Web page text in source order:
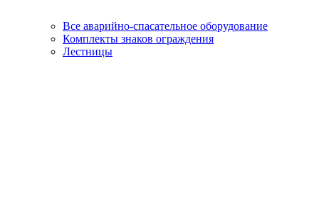
Все аварийно-спасательное оборудование
Комплекты знаков ограждения
Лестницы